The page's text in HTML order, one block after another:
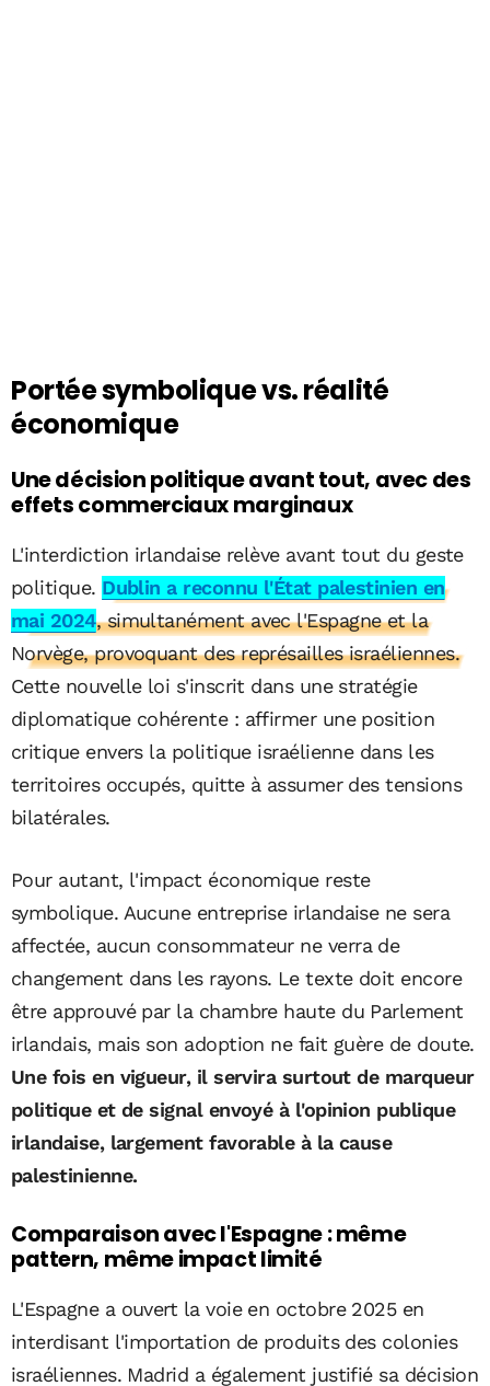
Portée symbolique vs. réalité
économique
Une décision politique avant tout, avec des
effets commerciaux marginaux
L'interdiction irlandaise relève avant tout du geste
politique. Dublin a reconnu l'État palestinien en
mai 2024, simultanément avec l'Espagne et la
Norvège, provoquant des représailles israéliennes.
Cette nouvelle loi s'inscrit dans une stratégie
diplomatique cohérente : affirmer une position
critique envers la politique israélienne dans les
territoires occupés, quitte à assumer des tensions
bilatérales.
Pour autant, l'impact économique reste
symbolique. Aucune entreprise irlandaise ne sera
affectée, aucun consommateur ne verra de
changement dans les rayons. Le texte doit encore
être approuvé par la chambre haute du Parlement
irlandais, mais son adoption ne fait guère de doute.
Une fois en vigueur, il servira surtout de marqueur
politique et de signal envoyé à l'opinion publique
irlandaise, largement favorable à la cause
palestinienne.
Comparaison avec l'Espagne : même
pattern, même impact limité
L'Espagne a ouvert la voie en octobre 2025 en
interdisant l'importation de produits des colonies
israéliennes. Madrid a également justifié sa décision